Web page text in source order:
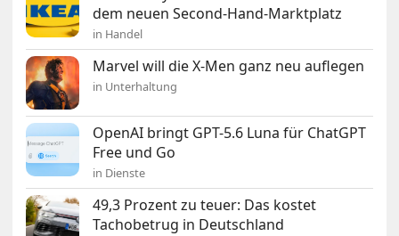
dem neuen Second-Hand-Marktplatz
in Handel
Marvel will die X-Men ganz neu auflegen
in Unterhaltung
OpenAI bringt GPT-5.6 Luna für ChatGPT
Free und Go
in Dienste
49,3 Prozent zu teuer: Das kostet
Tachobetrug in Deutschland